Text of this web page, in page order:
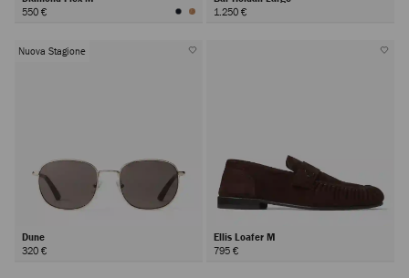
550 €
1.250 €
Nuova Stagione
Dune
320 €
Ellis Loafer M
795 €